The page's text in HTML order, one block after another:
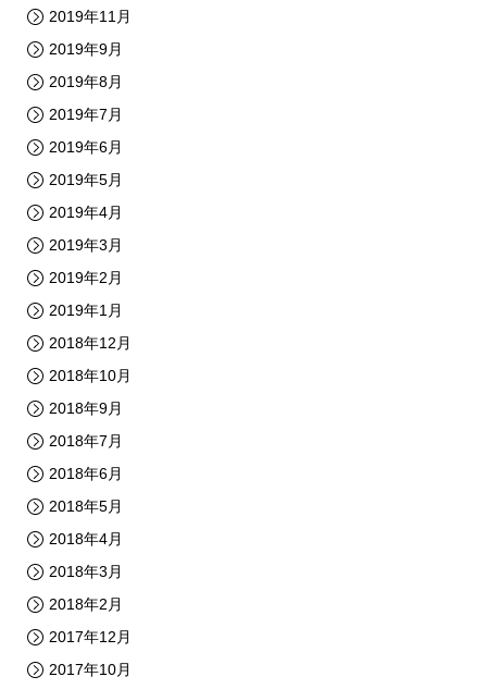
2019年11月
2019年9月
2019年8月
2019年7月
2019年6月
2019年5月
2019年4月
2019年3月
2019年2月
2019年1月
2018年12月
2018年10月
2018年9月
2018年7月
2018年6月
2018年5月
2018年4月
2018年3月
2018年2月
2017年12月
2017年10月